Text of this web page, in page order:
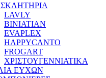
LAVLY
BINIATIAN
EVAPLEX
HAPPYCANTO
FROGART
ΧΡΙΣΤΟΥΓΕΝΝΙΑΤΙΚΑ
ΕΥΧΩΝ